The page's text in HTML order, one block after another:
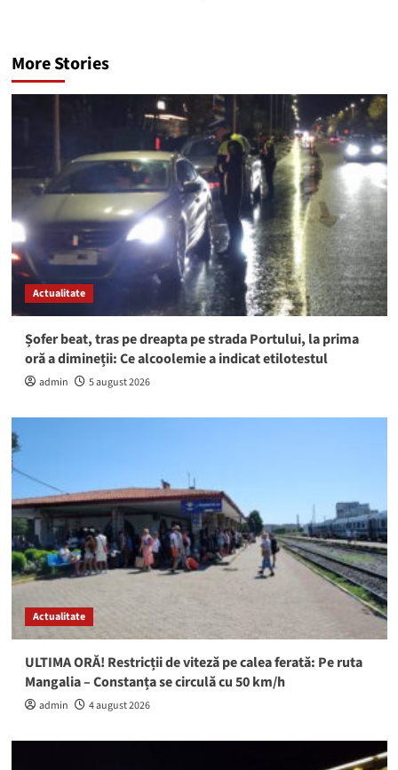
More Stories
Actualitate
Șofer beat, tras pe dreapta pe strada Portului, la prima
oră a dimineții: Ce alcoolemie a indicat etilotestul
admin 5 august 2026
Actualitate
ULTIMA ORĂ! Restricții de viteză pe calea ferată: Pe ruta
Mangalia – Constanța se circulă cu 50 km/h
admin 4 august 2026